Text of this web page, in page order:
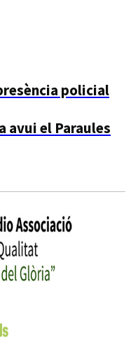
policial
avui el Paraules